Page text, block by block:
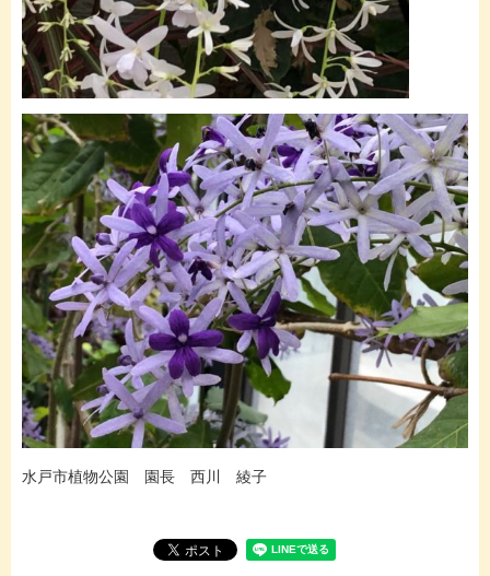
水戸市植物公園 園長 西川 綾子